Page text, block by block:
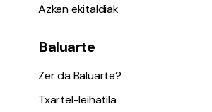
Azken ekitaldiak
Baluarte
Zer da Baluarte?
Txartel-leihatila